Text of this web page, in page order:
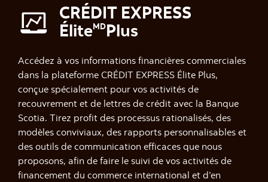
CRÉDIT EXPRESS
ÉliteMDPlus
Accédez à vos informations financières commerciales
dans la plateforme CRÉDIT EXPRESS Élite Plus,
conçue spécialement pour vos activités de
recouvrement et de lettres de crédit avec la Banque
Scotia. Tirez profit des processus rationalisés, des
modèles conviviaux, des rapports personnalisables et
des outils de communication efficaces que nous
proposons, afin de faire le suivi de vos activités de
financement du commerce international et d’en